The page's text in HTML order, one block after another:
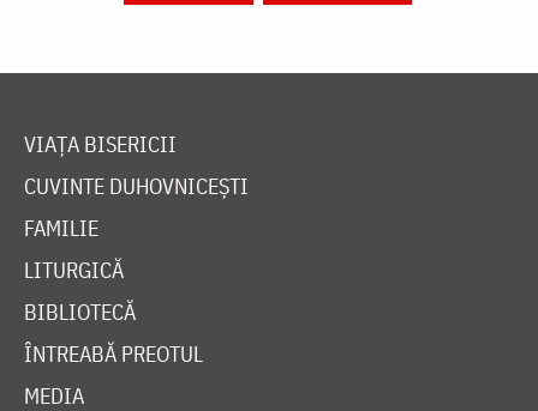
VIAȚA BISERICII
CUVINTE DUHOVNICEȘTI
FAMILIE
LITURGICĂ
BIBLIOTECĂ
ÎNTREABĂ PREOTUL
MEDIA